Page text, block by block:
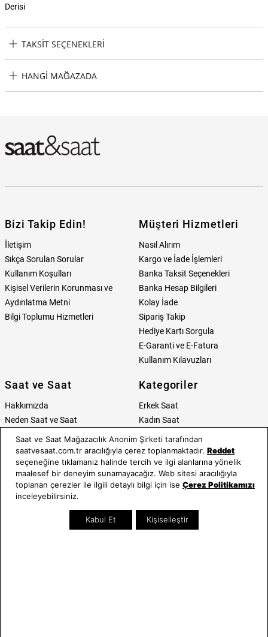
Derisi
TAKSIT SEÇENEKLERI
HANGI MAĞAZADA
Bizi Takip Edin!
İletişim
Sıkça Sorulan Sorular
Kullanım Koşulları
Kişisel Verilerin Korunması ve
Aydınlatma Metni
Bilgi Toplumu Hizmetleri
Müşteri Hizmetleri
Nasıl Alırım
Kargo ve İade İşlemleri
Banka Taksit Seçenekleri
Banka Hesap Bilgileri
Kolay İade
Sipariş Takip
Hediye Kartı Sorgula
E-Garanti ve E-Fatura
Kullanım Kılavuzları
Saat ve Saat
Hakkımızda
Neden Saat ve Saat
Mağazalar
Kurumsal Satış
Mağazada Teknik Servis
Yatırımcı İlişkileri
Kategoriler
Erkek Saat
Kadın Saat
Tüm Ürünler
Takı & Aksesuar
Kampanyalar
İndirimliler
Online Özel
Blog
Saat ve Saat Mağazacılık Anonim Şirketi tarafından
saatvesaat.com.tr aracılığıyla çerez toplanmaktadır. Reddet
seçeneğine tıklamanız halinde tercih ve ilgi alanlarına yönelik
maalesef bir deneyim sunamayacağız. Web sitesi aracılığıyla
toplanan çerezler ile ilgili detaylı bilgi için ise Çerez Politikamızı
inceleyebilirsiniz.
Kabul Et Kişiselleştir